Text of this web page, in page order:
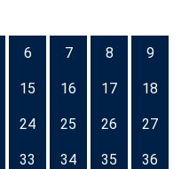
6 7 8 9
15 16 17 18
24 25 26 27
33 34 35 36